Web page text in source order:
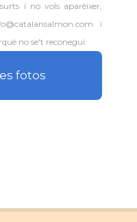
i no vols aparèixer,
i
no se't reconegui.
fotos